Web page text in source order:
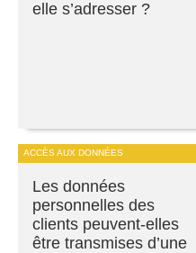
elle s’adresser ?
ACCÈS AUX DONNÉES
Les données
personnelles des
clients peuvent-elles
être transmises d’une